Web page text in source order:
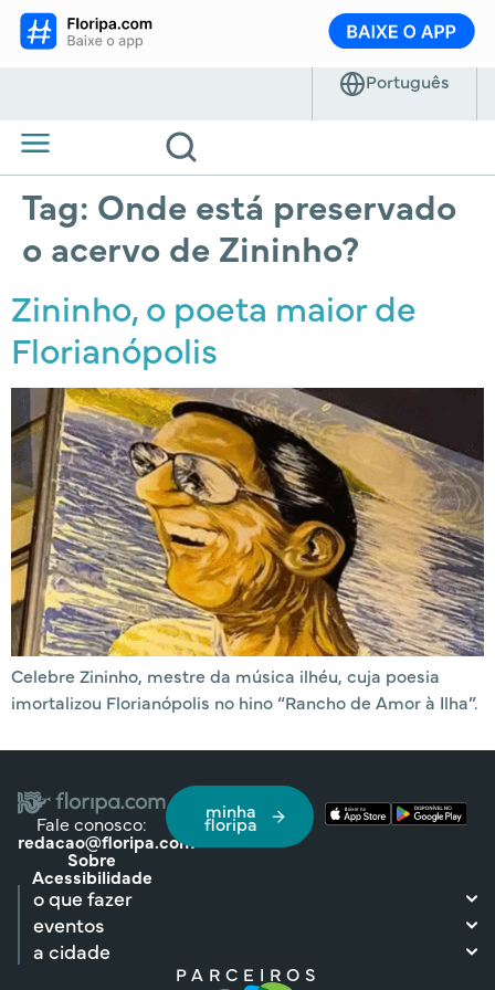
Tag: Onde está preservado
o acervo de Zininho?
Zininho, o poeta maior de
Florianópolis
Celebre Zininho, mestre da música ilhéu, cuja poesia
imortalizou Florianópolis no hino “Rancho de Amor à Ilha”.
Fale conosco:
redacao@floripa.com
Sobre
Acessibilidade
minha
floripa
o que fazer
eventos
a cidade
PARCEIROS